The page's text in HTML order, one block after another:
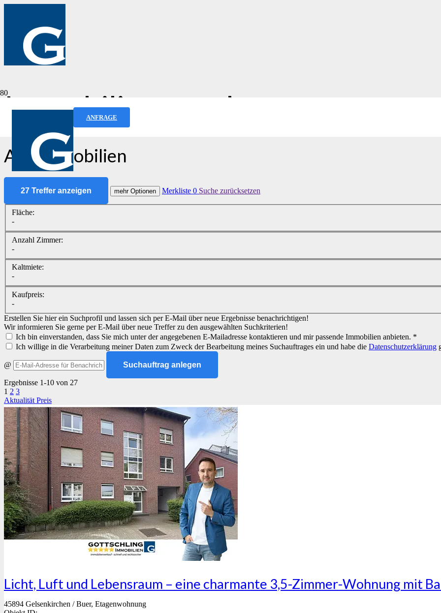
ANFRAGE
Immobilien­angebot
Alle Immobilien
27 Treffer anzeigen mehr Optionen Merkliste 0 Suche zurücksetzen
Fläche:
-
Anzahl Zimmer:
-
Kaltmiete:
-
Kaufpreis:
-
Erstellen Sie hier ein Suchprofil und lassen sich per E-Mail über neue Ergebnisse benachrichtigen!
Wir informieren Sie gerne per E-Mail über neue Treffer zu den ausgewählten Suchkriterien!
Ich bin einverstanden, dass Sie mich unter der angegebenen E-Mailadresse kontaktieren und mir passende Immobilien anbieten. *
Ich willige in die Verarbeitung meiner Daten zum Zweck der Bearbeitung meines Suchauftrages ein und habe die Datenschutzerklärung
@ Suchauftrag anlegen
Ergebnisse 1-10 von 27
1 2 3
Aktualität Preis
Licht, Luft und Lebensraum – eine charmante 3,5-Zimmer-Wohnung mit
45894 Gelsenkirchen / Buer, Etagenwohnung